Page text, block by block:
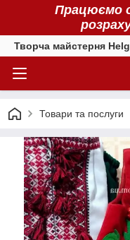
Працюємо
Творча майстерня
Товари та послуги